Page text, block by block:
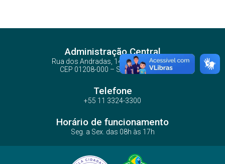
Administração Central
Rua dos Andradas, 140 - Santa Ifigênia
CEP 01208-000 – São Paulo – SP
Telefone
+55 11 3324-3300
Horário de funcionamento
Seg. a Sex. das 08h às 17h